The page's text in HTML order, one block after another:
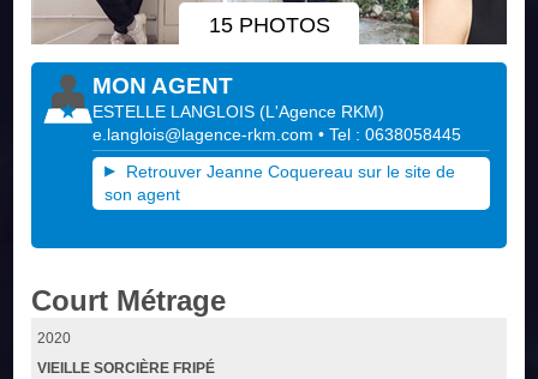
15 PHOTOS
MON AGENT
ESTELLE LANGLOIS (L'Agence RKM)
e.langlois@lagence-rkm.com • Tel : 0638058445
Retrouver Jeanne Coquereau sur le site de
son agent
Court Métrage
2020
VIEILLE SORCIÈRE FRIPÉ